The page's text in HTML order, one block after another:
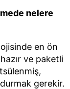
nelere
en ön
ve paketli
gerekir.